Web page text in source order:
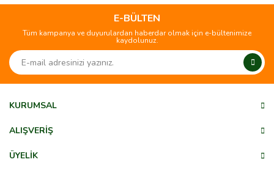
Yorum Yaz
kullanarak tarafımıza iletebilirsiniz.
Görüş ve önerileriniz için teşekkür ederiz.
Ürün açıklamasında eksik bilgiler bulunuyor.
Ürün bilgilerinde hatalar bulunuyor.
E-BÜLTEN
Tüm kampanya ve duyurulardan haberdar olmak için e-bültenimize
kaydolunuz.
KURUMSAL
ALIŞVERİŞ
ÜYELİK